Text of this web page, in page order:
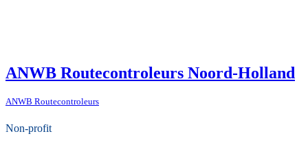
ANWB Routecontroleurs Noord-Holland
ANWB Routecontroleurs
Non-profit